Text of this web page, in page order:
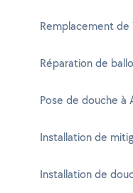
Remplacement de
Réparation de
Pose de douche à
Installation de
Installation de